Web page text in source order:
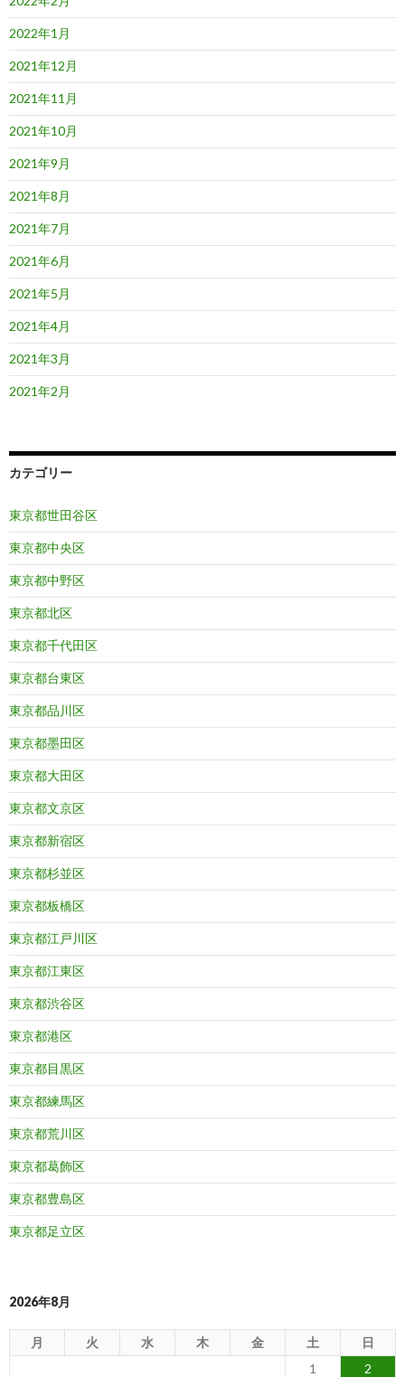
2022年1月
2021年12月
2021年11月
2021年10月
2021年9月
2021年8月
2021年7月
2021年6月
2021年5月
2021年4月
2021年3月
2021年2月
カテゴリー
東京都世田谷区
東京都中央区
東京都中野区
東京都北区
東京都千代田区
東京都台東区
東京都品川区
東京都墨田区
東京都大田区
東京都文京区
東京都新宿区
東京都杉並区
東京都板橋区
東京都江戸川区
東京都江東区
東京都渋谷区
東京都港区
東京都目黒区
東京都練馬区
東京都荒川区
東京都葛飾区
東京都豊島区
東京都足立区
2026年8月
月 火 水 木 金 土
日
1
2